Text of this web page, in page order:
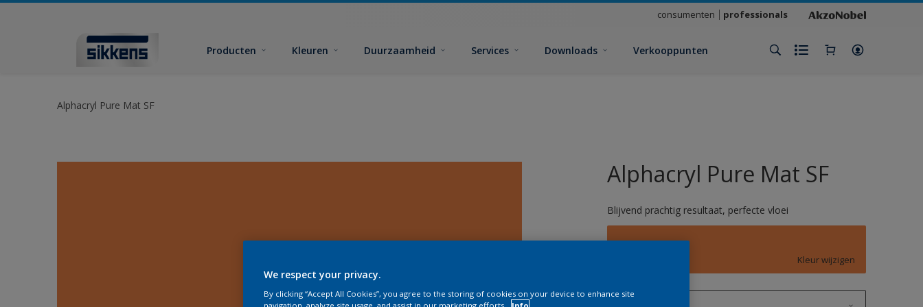
consumenten professionals
Producten Kleuren Duurzaamheid Services Downloads Verkooppunten
Alphacryl Pure Mat SF
Alphacryl Pure Mat SF
Blijvend prachtig resultaat, perfecte vloei
D6.50.60
Kleur wijzigen
We respect your privacy.
By clicking “Accept All Cookies”, you agree to the storing of cookies on your device to enhance site